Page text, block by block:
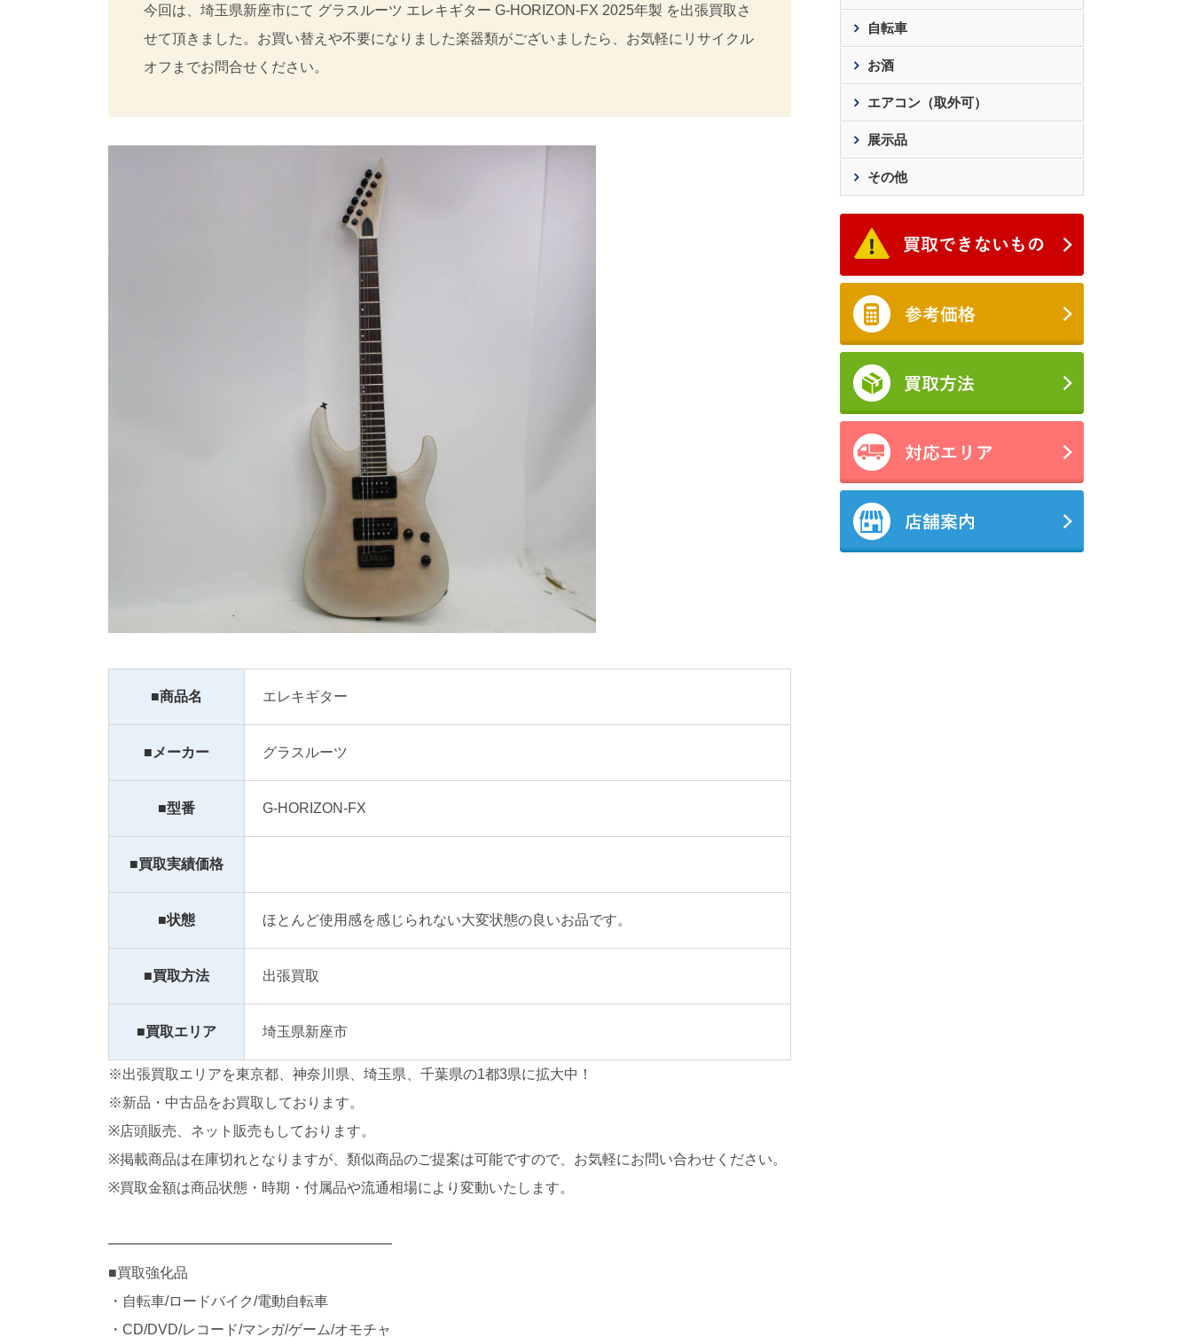
今回は、埼玉県新座市にて グラスルーツ エレキギター G-HORIZON-FX 2025年製 を出張買取さ
せて頂きました。お買い替えや不要になりました楽器類がございましたら、お気軽にリサイクル
オフまでお問合せください。
■商品名 エレキギター
■メーカー グラスルーツ
■型番 G-HORIZON-FX
■買取実績価格
■状態 ほとんど使用感を感じられない大変状態の良いお品です。
■買取方法 出張買取
■買取エリア 埼玉県新座市
※出張買取エリアを東京都、神奈川県、埼玉県、千葉県の1都3県に拡大中！
※新品・中古品をお買取しております。
※店頭販売、ネット販売もしております。
※掲載商品は在庫切れとなりますが、類似商品のご提案は可能ですので、お気軽にお問い合わせください。
※買取金額は商品状態・時期・付属品や流通相場により変動いたします。
━━━━━━━━━━━━━━━━━━━━
■買取強化品
・自転車/ロードバイク/電動自転車
・CD/DVD/レコード/マンガ/ゲーム/オモチャ
自転車
お酒
エアコン（取外可）
展示品
その他